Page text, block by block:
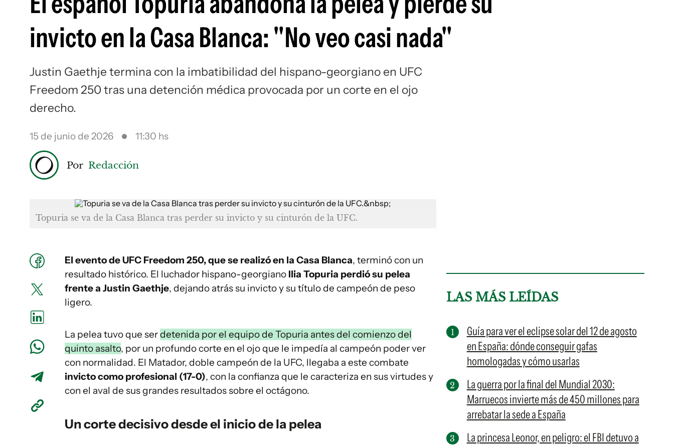
Siguenos en:
invicto en la Casa Blanca: "No veo casi nada"
Justin Gaethje termina con la imbatibilidad del hispano-georgiano en UFC
Freedom 250 tras una detención médica provocada por un corte en el ojo
derecho.
15 de junio de 2026 11:30 hs
Por Redacción
Topuria se va de la Casa Blanca tras perder su invicto y su cinturón de la UFC.
El evento de UFC Freedom 250, que se realizó en la Casa Blanca, terminó con un
resultado histórico. El luchador hispano-georgiano Ilia Topuria perdió su pelea
frente a Justin Gaethje, dejando atrás su invicto y su título de campeón de peso
ligero.
La pelea tuvo que serdetenida por el equipo de Topuria antes del comienzo del
quinto asalto, por un profundo corte en el ojo que le impedía al campeón poder ver
con normalidad. El Matador, doble campeón de la UFC, llegaba a este combate
invicto como profesional (17-0), con la confianza que le caracteriza en sus virtudes y
con el aval de sus grandes resultados sobre el octágono.
Un corte decisivo desde el inicio de la pelea
LAS MÁS LEÍDAS
Guía para ver el eclipse solar del 12 de agosto
en España: dónde conseguir gafas
homologadas y cómo usarlas
La guerra por la final del Mundial 2030:
Marruecos invierte más de 450 millones para
arrebatar la sede a España
La princesa Leonor, en peligro: el FBI detuvo a